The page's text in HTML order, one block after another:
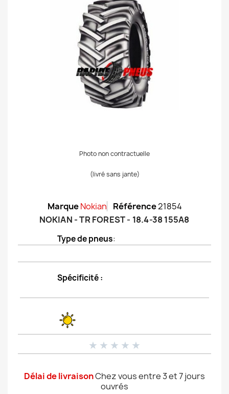
Photo non contractuelle
(livré sans jante)
Marque Nokian Référence21854
NOKIAN - TR FOREST - 18.4-38 155A8
Type de pneus:
Spécificité :
★ ★ ★ ★ ★
Délai de livraisonChez vous entre 3 et 7 jours
ouvrés